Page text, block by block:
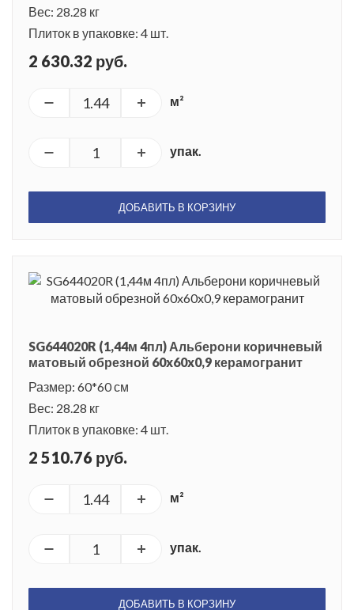
Вес: 28.28 кг
Плиток в упаковке: 4 шт.
2 630.32 руб.
м²
упак.
ДОБАВИТЬ В КОРЗИНУ
SG644020R (1,44м 4пл) Альберони коричневый
матовый обрезной 60x60x0,9 керамогранит
Размер: 60*60 см
Вес: 28.28 кг
Плиток в упаковке: 4 шт.
2 510.76 руб.
м²
упак.
ДОБАВИТЬ В КОРЗИНУ